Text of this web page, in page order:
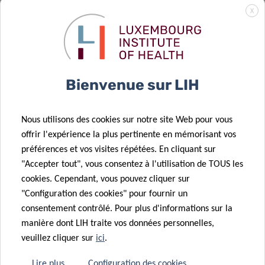
05 Juin 2024
Interview avec
Hirdman
en faveur de la
recherche sur
LIH
l’immunothérapie
: Une nouvelle
permet de
réduire les
tumeurs
29 Mar 2024
Donner une
« voix » plus
biomarqueurs
vocaux !
27 Mar 2024
Révolutionner
le suivi et la
rééducation
22 Mar 2024
engagement
X
Bienvenue sur LIH
Nous utilisons des cookies sur notre site Web pour vous
offrir l'expérience la plus pertinente en mémorisant vos
préférences et vos visites répétées. En cliquant sur
"Accepter tout", vous consentez à l'utilisation de TOUS les
cookies. Cependant, vous pouvez cliquer sur
"Configuration des cookies" pour fournir un
consentement contrôlé. Pour plus d'informations sur la
manière dont LIH traite vos données personnelles,
veuillez cliquer sur ici.